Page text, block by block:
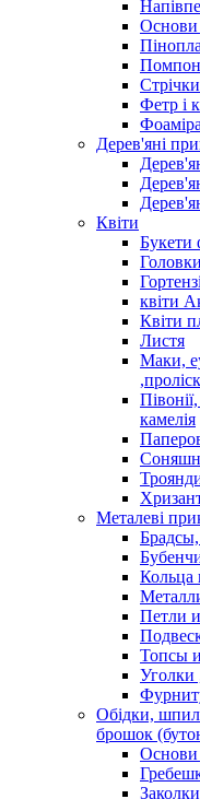
Основи
Фетр і
Дерев'яні
Квіти
Букети
Головки
квіти
Квіти
Листя
Маки,
камелія
Металеві
Кольца
Петли
Топсы
Уголки
Обідки,
брошок
Основи